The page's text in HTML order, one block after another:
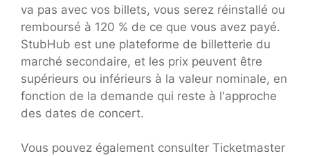
va pas avec vos billets, vous serez réinstallé ou
remboursé à 120 % de ce que vous avez payé.
StubHub est une plateforme de billetterie du
marché secondaire, et les prix peuvent être
supérieurs ou inférieurs à la valeur nominale, en
fonction de la demande qui reste à l'approche
des dates de concert.
Vous pouvez également consulter Ticketmaster